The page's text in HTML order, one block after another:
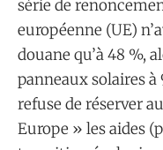
série de
européenne (UE)
douane qu’à 48 %,
panneaux solaires à
refuse de réserver
Europe » les aides